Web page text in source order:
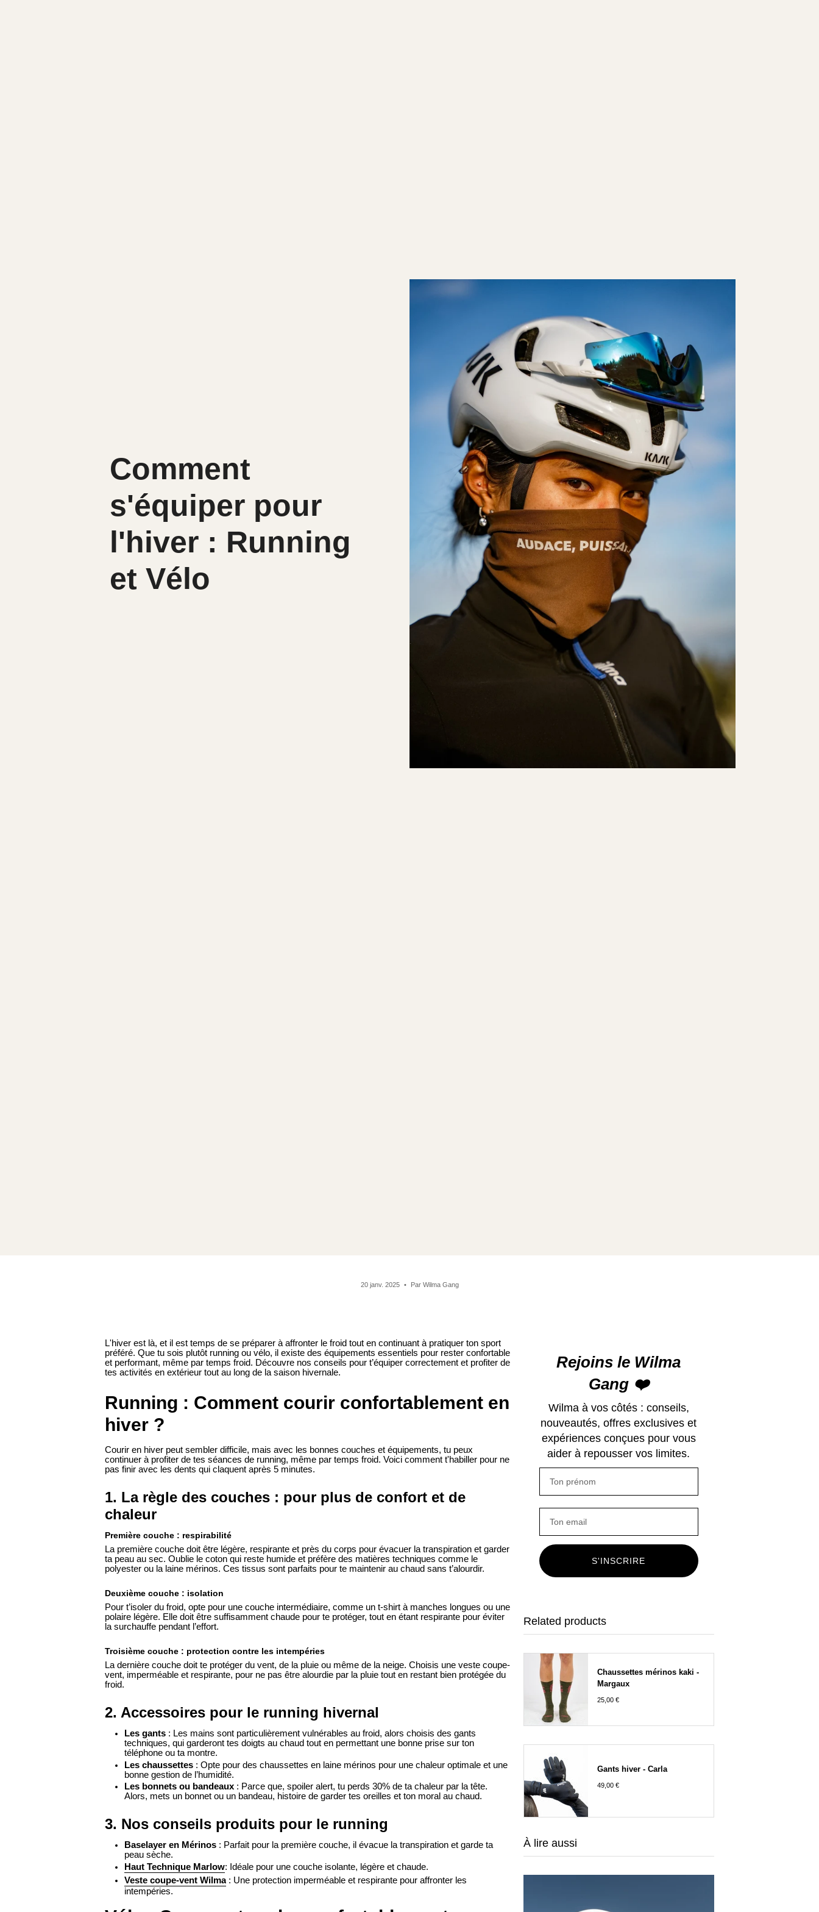
Comment
s'équiper pour
l'hiver : Running
et Vélo
20 janv. 2025 Par Wilma Gang
L'hiver est là, et il est temps de se préparer à affronter le froid tout en continuant à pratiquer ton sport
préféré. Que tu sois plutôt running ou vélo, il existe des équipements essentiels pour rester confortable
et performant, même par temps froid. Découvre nos conseils pour t’équiper correctement et profiter de
tes activités en extérieur tout au long de la saison hivernale.
Running : Comment courir confortablement en
hiver ?
Courir en hiver peut sembler difficile, mais avec les bonnes couches et équipements, tu peux
continuer à profiter de tes séances de running, même par temps froid. Voici comment t'habiller pour ne
pas finir avec les dents qui claquent après 5 minutes.
1. La règle des couches : pour plus de confort et de
chaleur
Première couche : respirabilité
La première couche doit être légère, respirante et près du corps pour évacuer la transpiration et garder
ta peau au sec. Oublie le coton qui reste humide et préfère des matières techniques comme le
polyester ou la laine mérinos. Ces tissus sont parfaits pour te maintenir au chaud sans t’alourdir.
Deuxième couche : isolation
Pour t’isoler du froid, opte pour une couche intermédiaire, comme un t-shirt à manches longues ou une
polaire légère. Elle doit être suffisamment chaude pour te protéger, tout en étant respirante pour éviter
la surchauffe pendant l’effort.
Troisième couche : protection contre les intempéries
La dernière couche doit te protéger du vent, de la pluie ou même de la neige. Choisis une veste coupe-
vent, imperméable et respirante, pour ne pas être alourdie par la pluie tout en restant bien protégée du
froid.
2. Accessoires pour le running hivernal
Les gants : Les mains sont particulièrement vulnérables au froid, alors choisis des gants
techniques, qui garderont tes doigts au chaud tout en permettant une bonne prise sur ton
téléphone ou ta montre.
Les chaussettes : Opte pour des chaussettes en laine mérinos pour une chaleur optimale et une
bonne gestion de l’humidité.
Les bonnets ou bandeaux : Parce que, spoiler alert, tu perds 30% de ta chaleur par la tête.
Alors, mets un bonnet ou un bandeau, histoire de garder tes oreilles et ton moral au chaud.
3. Nos conseils produits pour le running
Baselayer en Mérinos : Parfait pour la première couche, il évacue la transpiration et garde ta
peau sèche.
Haut Technique Marlow: Idéale pour une couche isolante, légère et chaude.
Veste coupe-vent Wilma : Une protection imperméable et respirante pour affronter les
intempéries.
Rejoins le Wilma
Gang ❤️
Wilma à vos côtés : conseils,
nouveautés, offres exclusives et
expériences conçues pour vous
aider à repousser vos limites.
S'INSCRIRE
Related products
Chaussettes mérinos kaki -
Margaux
25,00 €
Gants hiver - Carla
49,00 €
À lire aussi